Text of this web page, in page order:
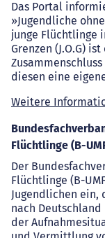
Das Portal
»Jugendliche
junge Flüchtlinge
Grenzen (J.O.G)
diesen eine
Weitere
Flüchtlinge (B-
Der
Flüchtlinge (B-
Jugendlichen ein,
nach
der